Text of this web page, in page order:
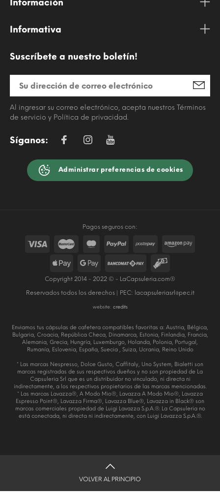
Información
Informativa
Suscríbete a nuestro boletín!
Al ingresar su correo electrónico, acepta nuestros Términos
de servicio y Política de privacidad.
Síganos:
Administrar preferencias de cookies
Pagos seguros con:
Copyright 2014 - 2022 © - LaCapsuleria.com®
Reservados todos los derechos | PEC: lacapsuleriasrl@pec.it
website: credits
Enviamos tus cápsulas de cafetera compatibles favoritas a: Austria, Bélgica,
Bulgaria, Croacia, República Checa, Dinamarca, Estonia, Finlandia, Francia,
Alemania, Grecia, Hungría, Luxemburgo, Holanda, Polonia, Portugal,
Rumanía, Eslovenia, España, Suecia , Suiza, Ucrania, Reino Unido
* Las marcas Nespresso, Dolce Gusto, Caffitaly, Uno System, Bialetti son
marcas registradas de sus respectivos dueños y no son propiedad de La
Capsuleria Srl que es un distribuidor no vinculado, ni directa ni
indirectamente, a los respectivos propietarios de las marcas mencionadas.
* Las marcas Lavazza®, A Modo Mio®, Lavazza A Modo Mio®, Lavazza
Espresso Point®, Lavazza Firma®, Lavazza Blue®, Lavazza in Black® son
marcas comerciales propiedad de Luigi Lavazza S.p.A.®. La Capsuleria no
está conectada, ni directa ni indirectamente, con Luigi Lavazza S.p.A.®.
VOLVER AL PRINCIPIO